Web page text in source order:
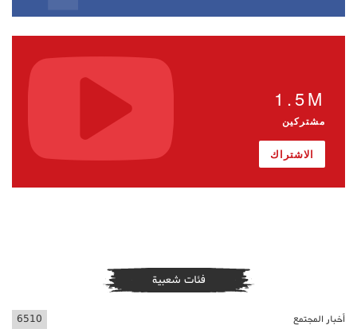
1.5M
مشتركين
الاشتراك
فئات شعبية
أخبار المجتمع 6510